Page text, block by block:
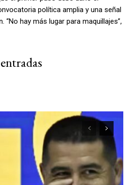
política amplia y una señal
“No hay más lugar para maquillajes”,